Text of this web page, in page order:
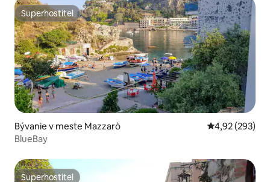
Superhostiteľ
Superhostiteľ
Bývanie v meste Mazzarò Priemerné
4,92 (293)
BlueBay
Superhostiteľ